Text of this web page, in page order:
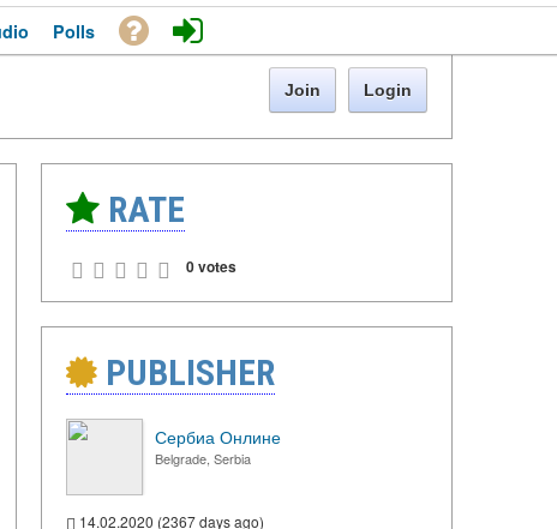
Polls
Join Login
RATE
0 votes
PUBLISHER
Сербиа Онлине
Belgrade, Serbia
14.02.2020 (2367 days ago)